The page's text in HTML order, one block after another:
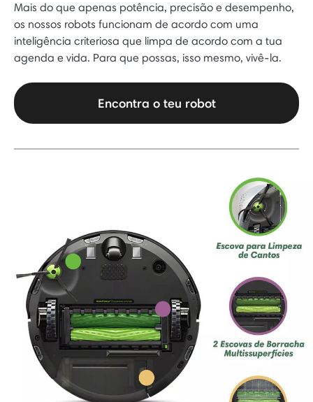
Mais do que apenas potência, precisão e desempenho,
os nossos robots funcionam de acordo com uma
inteligência criteriosa que limpa de acordo com a tua
agenda e vida. Para que possas, isso mesmo, vivê-la.
Encontra o teu robot